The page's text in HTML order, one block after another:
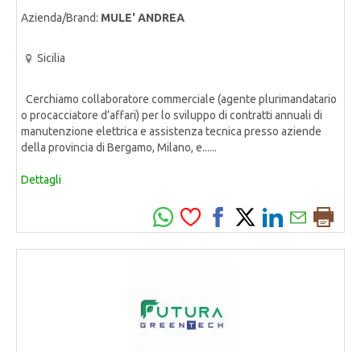
Azienda/Brand: MULE' ANDREA
Sicilia
Cerchiamo collaboratore commerciale (agente plurimandatario
o procacciatore d’affari) per lo sviluppo di contratti annuali di
manutenzione elettrica e assistenza tecnica presso aziende
della provincia di Bergamo, Milano, e......
Dettagli